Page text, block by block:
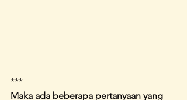
***
Maka ada beberapa pertanyaan yang